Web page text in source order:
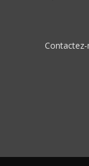
Contactez-